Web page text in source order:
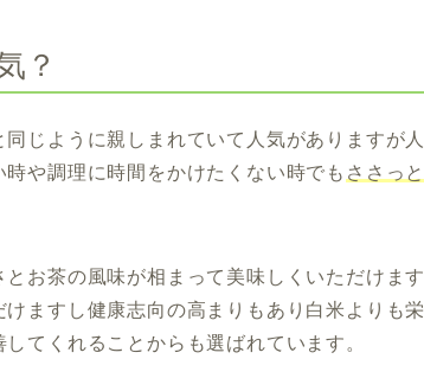
？
じように親しまれていて人気がありますが
や調理に時間をかけたくない時でも ささっ
お茶の風味が相まって美味しくいただけま
ますし健康志向の高まりもあり白米よりも
てくれることからも選ばれています。